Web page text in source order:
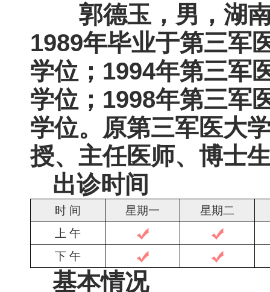
郭德玉，男，湖
1989年毕业于第三军
学位；1994年第三军
学位；1998年第三军
学位。原第三军医大
授、主任医师、博士
出诊时间
时 间 星期一
星期二
上 午
下 午
基本情况